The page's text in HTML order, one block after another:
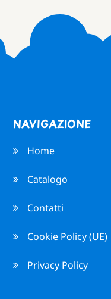
NAVIGAZIONE
Home
Catalogo
Contatti
Cookie Policy (UE)
Privacy Policy